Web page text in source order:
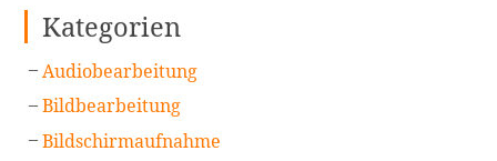
Kategorien
Audiobearbeitung
Bildbearbeitung
Bildschirmaufnahme